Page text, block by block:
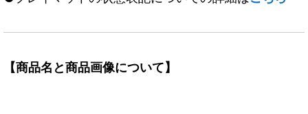
【商品名と商品画像について】